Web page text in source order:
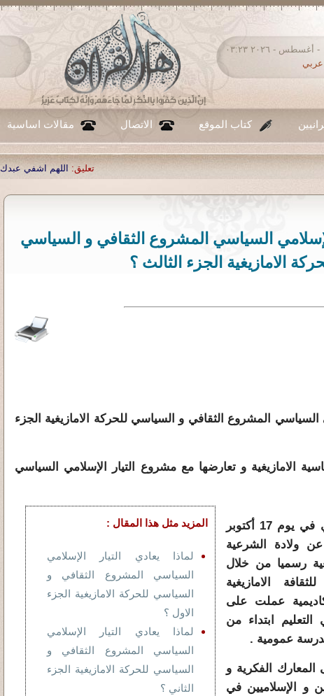
الجمعة ٠٧ - أغسطس - ٢٠٢٦ ٠٣:٢٣
عربي
كتاب الموقع الاتصال مقالات اساسية
اللهم اشفي عبدك احمد صبحي منصور|تعليق: ...
الإسلامي السياسي المشروع الثقافي و السياسي
الامازيغية الجزء الثالث ؟
السياسي المشروع الثقافي و السياسي للحركة الامازيغية الجزء
الامازيغية و تعارضها مع مشروع التيار الإسلامي السياسي
المزيد مثل هذا المقال :
لماذا يعادي التيار الإسلامي
السياسي المشروع الثقافي و
السياسي للحركة الامازيغية الجزء
الاول ؟
لماذا يعادي التيار الإسلامي
السياسي المشروع الثقافي و
السياسي للحركة الامازيغية الجزء
الثاني ؟
بعد خطاب اجدير التاريخي في يوم 17 أكتوبر
عن ولادة الشرعية
رسميا من خلال
الامازيغية
عملت على
التعليم ابتداء من
الفكرية و
و الإسلاميين في